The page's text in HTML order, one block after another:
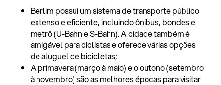
Berlim possui um sistema de transporte público
extenso e eficiente, incluindo ônibus, bondes e
metrô (U-Bahn e S-Bahn). A cidade também é
amigável para ciclistas e oferece várias opções
de aluguel de bicicletas;
A primavera (março à maio) e o outono (setembro
à novembro) são as melhores épocas para visitar